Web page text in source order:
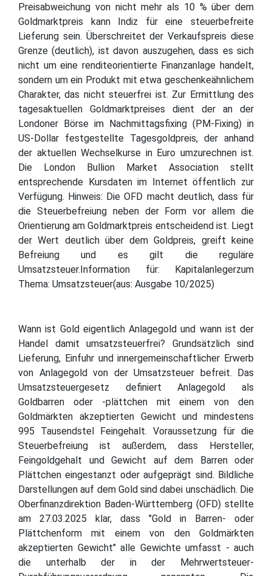
Preisabweichung von nicht mehr als 10 % über dem
Goldmarktpreis kann Indiz für eine steuerbefreite
Lieferung sein. Überschreitet der Verkaufspreis diese
Grenze (deutlich), ist davon auszugehen, dass es sich
nicht um eine renditeorientierte Finanzanlage handelt,
sondern um ein Produkt mit etwa geschenkeähnlichem
Charakter, das nicht steuerfrei ist. Zur Ermittlung des
tagesaktuellen Goldmarktpreises dient der an der
Londoner Börse im Nachmittagsfixing (PM-Fixing) in
US-Dollar festgestellte Tagesgoldpreis, der anhand
der aktuellen Wechselkurse in Euro umzurechnen ist.
Die London Bullion Market Association stellt
entsprechende Kursdaten im Internet öffentlich zur
Verfügung. Hinweis: Die OFD macht deutlich, dass für
die Steuerbefreiung neben der Form vor allem die
Orientierung am Goldmarktpreis entscheidend ist. Liegt
der Wert deutlich über dem Goldpreis, greift keine
Befreiung und es gilt die reguläre
Umsatzsteuer.Information für: Kapitalanlegerzum
Thema: Umsatzsteuer(aus: Ausgabe 10/2025)
Wann ist Gold eigentlich Anlagegold und wann ist der
Handel damit umsatzsteuerfrei? Grundsätzlich sind
Lieferung, Einfuhr und innergemeinschaftlicher Erwerb
von Anlagegold von der Umsatzsteuer befreit. Das
Umsatzsteuergesetz definiert Anlagegold als
Goldbarren oder -plättchen mit einem von den
Goldmärkten akzeptierten Gewicht und mindestens
995 Tausendstel Feingehalt. Voraussetzung für die
Steuerbefreiung ist außerdem, dass Hersteller,
Feingoldgehalt und Gewicht auf dem Barren oder
Plättchen eingestanzt oder aufgeprägt sind. Bildliche
Darstellungen auf dem Gold sind dabei unschädlich. Die
Oberfinanzdirektion Baden-Württemberg (OFD) stellte
am 27.03.2025 klar, dass "Gold in Barren- oder
Plättchenform mit einem von den Goldmärkten
akzeptierten Gewicht" alle Gewichte umfasst - auch
die unterhalb der in der Mehrwertsteuer-